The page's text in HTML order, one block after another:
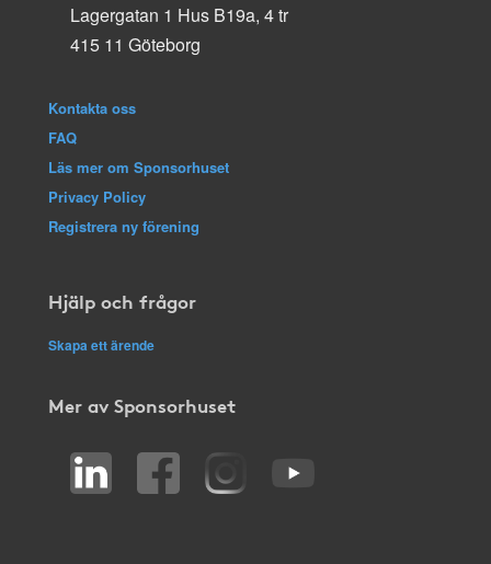
Lagergatan 1 Hus B19a, 4 tr
415 11 Göteborg
Kontakta oss
FAQ
Läs mer om Sponsorhuset
Privacy Policy
Registrera ny förening
Hjälp och frågor
Skapa ett ärende
Mer av Sponsorhuset